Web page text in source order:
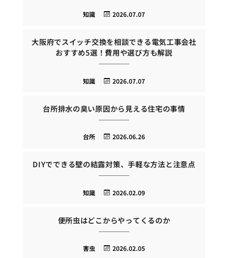
2026.07.07
知識
大阪府でスイッチ交換を相談できる電気工事会社
おすすめ5選！費用や選び方も解説
2026.07.07
知識
台所排水の臭い原因から見える住宅の事情
2026.06.26
台所
DIYでできる壁の結露対策、手軽な方法と注意点
2026.02.09
知識
便所虫はどこからやってくるのか
2026.02.05
害虫